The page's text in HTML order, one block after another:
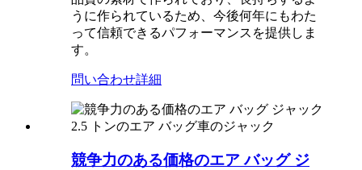
うに作られているため、今後何年にもわた
って信頼できるパフォーマンスを提供しま
す。
問い合わせ詳細
競争力のある価格のエア バッグ ジ